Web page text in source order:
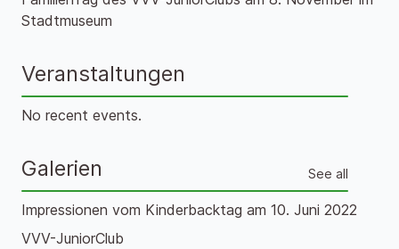
Stadtmuseum
Veranstaltungen
No recent events.
Galerien See all
Impressionen vom Kinderbacktag am 10. Juni 2022
VVV-JuniorClub